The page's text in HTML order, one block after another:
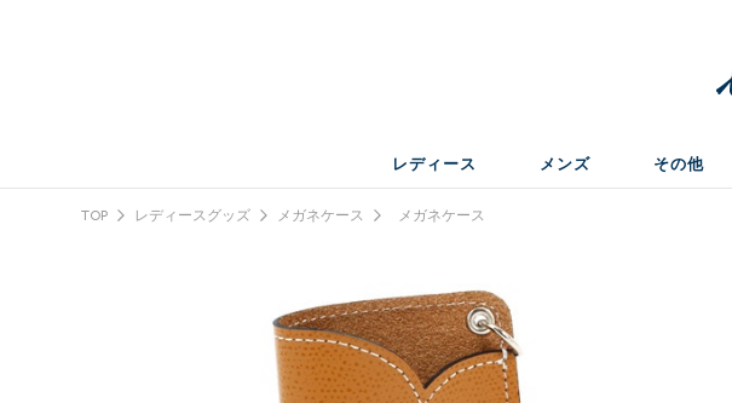
レディース メンズ その他
TOP レディースグッズ メガネケース メガネケース